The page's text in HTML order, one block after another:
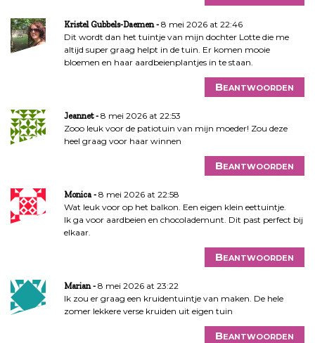
Kristel Gubbels-Daemen
8 mei 2026 at 22:46
Dit wordt dan het tuintje van mijn dochter Lotte die me
altijd super graag helpt in de tuin. Er komen mooie
bloemen en haar aardbeienplantjes in te staan.
Beantwoorden
Jeannet
8 mei 2026 at 22:53
Zooo leuk voor de patiotuin van mijn moeder! Zou deze
heel graag voor haar winnen
Beantwoorden
Monica
8 mei 2026 at 22:58
Wat leuk voor op het balkon. Een eigen klein eettuintje.
Ik ga voor aardbeien en chocolademunt. Dit past perfect bij
elkaar.
Beantwoorden
Marian
8 mei 2026 at 23:22
Ik zou er graag een kruidentuintje van maken. De hele
zomer lekkere verse kruiden uit eigen tuin
Beantwoorden